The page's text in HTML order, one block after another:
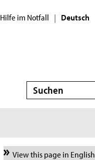
Hilfe im Notfall | Deutsch
Suche
View this page in English